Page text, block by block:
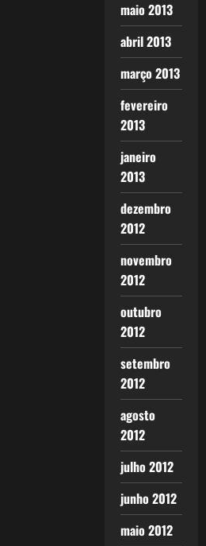
maio 2013
abril 2013
março 2013
fevereiro
2013
janeiro
2013
dezembro
2012
novembro
2012
outubro
2012
setembro
2012
agosto
2012
julho 2012
junho 2012
maio 2012